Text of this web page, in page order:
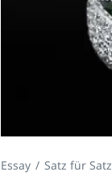
Essay Satz für Satz